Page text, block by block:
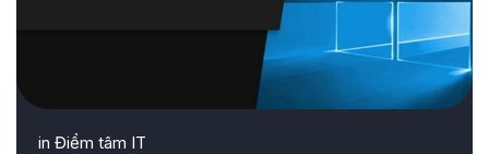
in Điểm tâm IT